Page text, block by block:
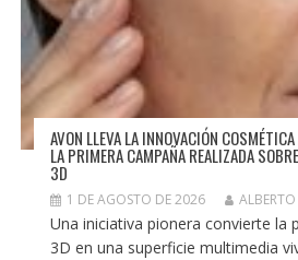
AVON LLEVA LA INNOVACIÓN
LA PRIMERA CAMPAÑA REALIZADA
3D
1 DE AGOSTO DE 2026
Una iniciativa pionera convierte la
3D en una superficie multimedia